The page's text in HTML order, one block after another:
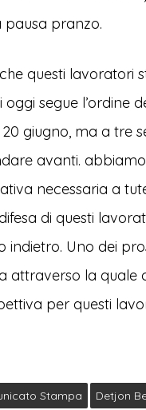
pausa pranzo.
questi lavoratori
oggi segue
giugno, ma a tre
avanti.
necessaria a
di questi
indietro. Uno dei
attraverso la quale
per questi
Stampa Detjon